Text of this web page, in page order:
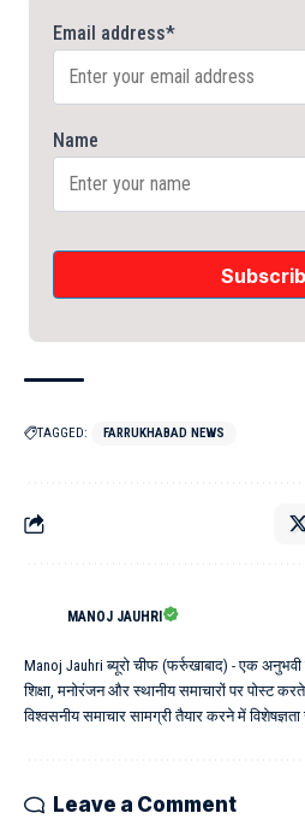
Email address*
Name
TAGGED: FARRUKHABAD NEWS
MANOJ JAUHRI
Manoj Jauhri ब्यूरो चीफ (फर्रुखाबाद) - एक अनुभवी
शिक्षा, मनोरंजन और स्थानीय समाचारों पर पोस्ट
विश्वसनीय समाचार सामग्री तैयार करने में
Leave a Comment